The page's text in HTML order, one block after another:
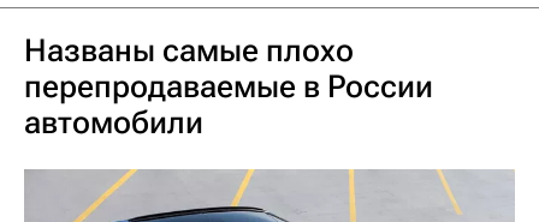
Названы самые плохо
перепродаваемые в России
автомобили